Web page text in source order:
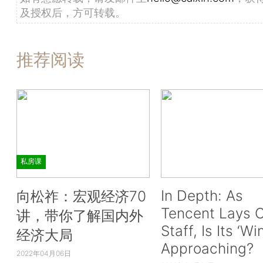
及授权后，方可转载。
推荐阅读
私房课
向松祚：宏观经济70
讲，带你了解国内外
经济大局
2022年04月06日
In Depth: As
Tencent Lays
Staff, Is Its
Approaching?